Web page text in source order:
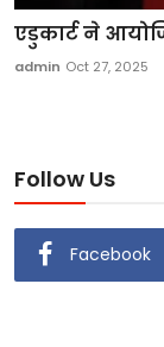
एडुकार्ट ने
admin Oct 27, 2025
Follow Us
Facebook